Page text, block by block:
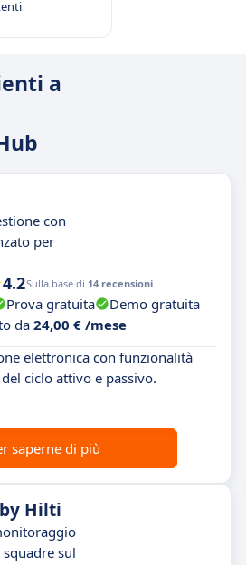
a
con
per
4.2Sulla base di 14 recensioni
Prova gratuita
Demo gratuita
da 24,00 € /mese
elettronica con funzionalità
ciclo attivo e passivo.
saperne di più
Hilti
sul